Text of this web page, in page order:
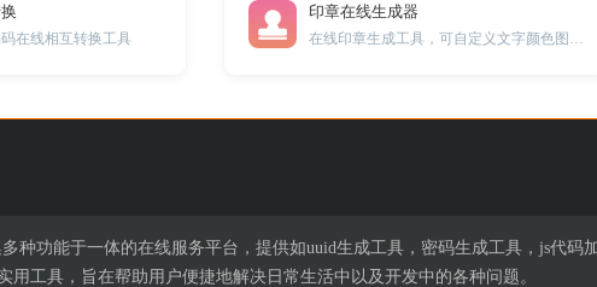
在线相互转换工具
印章在线生成器
种功能于一体的在线服务平台，提供如uuid生成工具，密码生成工具，js代码
用工具，旨在帮助用户便捷地解决日常生活中以及开发中的各种问题。